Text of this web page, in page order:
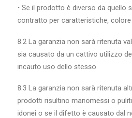
• Se il prodotto è diverso da quello
contratto per caratteristiche,
8.2 La garanzia non sarà ritenuta
sia causato da un cattivo utilizzo
incauto uso dello stesso.
8.3 La garanzia non sarà ritenuta
prodotti risultino manomessi o
idonei o se il difetto è causato dal